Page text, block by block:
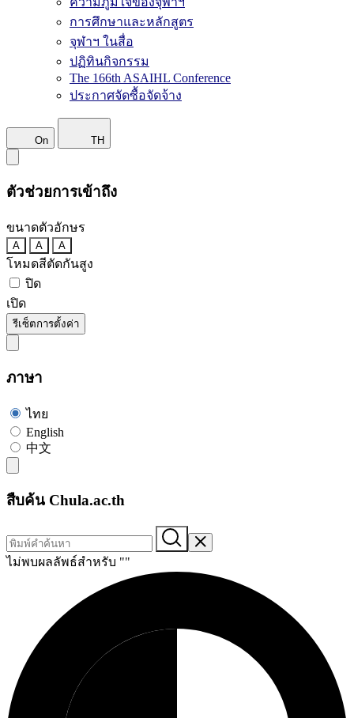
การศึกษาและหลักสูตร
จุฬาฯ ในสื่อ
ปฏิทินกิจกรรม
The 166th ASAIHL Conference
ประกาศจัดซื้อจัดจ้าง
On TH
ตัวช่วยการเข้าถึง
ขนาดตัวอักษร
A A A
โหมดสีตัดกันสูง
ปิด
เปิด
รีเซ็ตการตั้งค่า
ภาษา
ไทย
English
中文
สืบค้น Chula.ac.th
ไม่พบผลลัพธ์สำหรับ ""